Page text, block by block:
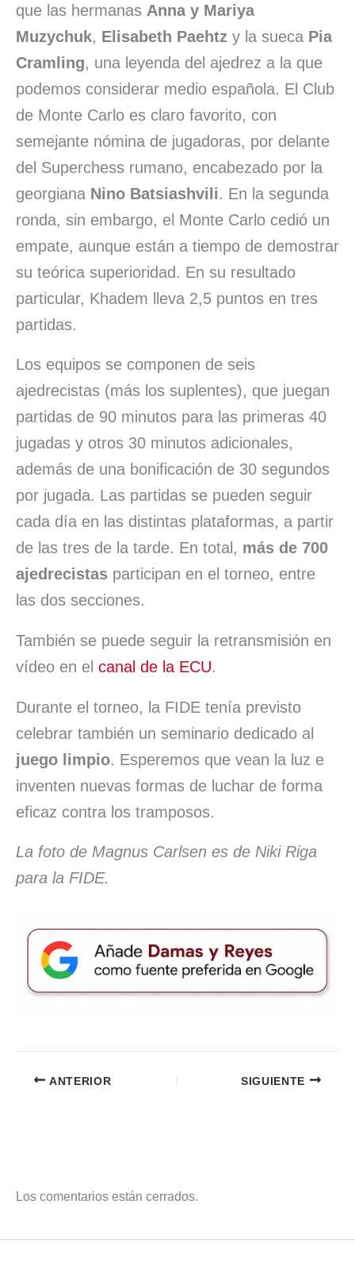
que las hermanas Anna y Mariya
Muzychuk, Elisabeth Paehtz y la sueca Pia
Cramling, una leyenda del ajedrez a la que
podemos considerar medio española. El Club
de Monte Carlo es claro favorito, con
semejante nómina de jugadoras, por delante
del Superchess rumano, encabezado por la
georgiana Nino Batsiashvili. En la segunda
ronda, sin embargo, el Monte Carlo cedió un
empate, aunque están a tiempo de demostrar
su teórica superioridad. En su resultado
particular, Khadem lleva 2,5 puntos en tres
partidas.
Los equipos se componen de seis
ajedrecistas (más los suplentes), que juegan
partidas de 90 minutos para las primeras 40
jugadas y otros 30 minutos adicionales,
además de una bonificación de 30 segundos
por jugada. Las partidas se pueden seguir
cada día en las distintas plataformas, a partir
de las tres de la tarde. En total, más de 700
ajedrecistas participan en el torneo, entre
las dos secciones.
También se puede seguir la retransmisión en
vídeo en el canal de la ECU.
Durante el torneo, la FIDE tenía previsto
celebrar también un seminario dedicado al
juego limpio. Esperemos que vean la luz e
inventen nuevas formas de luchar de forma
eficaz contra los tramposos.
La foto de Magnus Carlsen es de Niki Riga
para la FIDE.
ANTERIOR SIGUIENTE
Los comentarios están cerrados.